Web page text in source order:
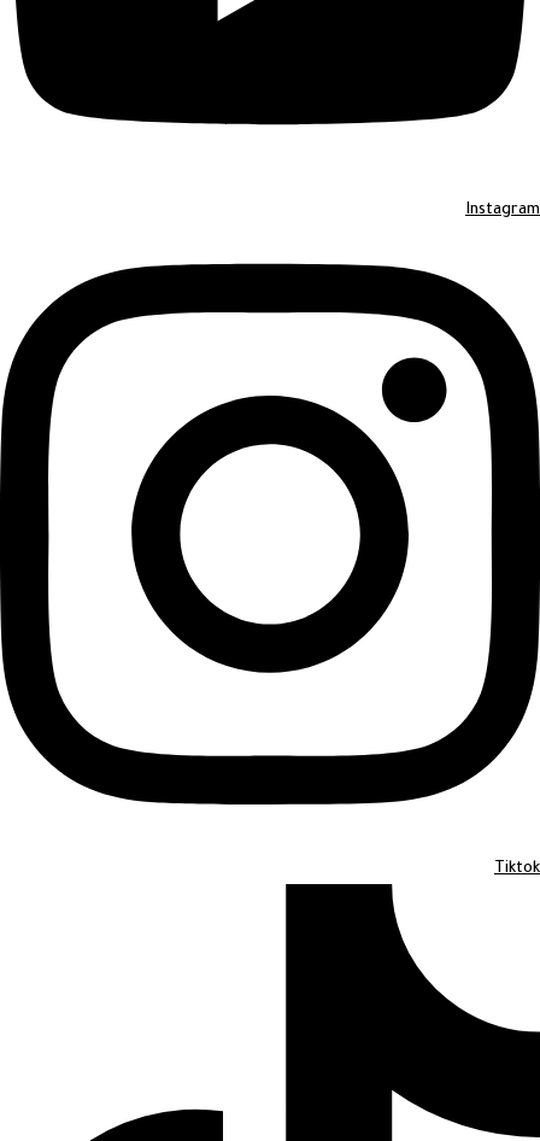
Instagram
Tiktok